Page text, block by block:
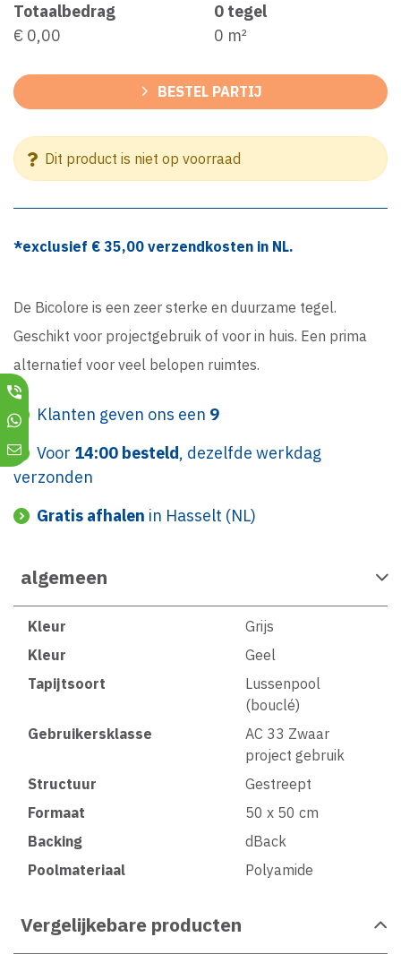
Totaalbedrag
€ 0,00
0 tegel
0 m²
BESTEL PARTIJ
Dit product is niet op voorraad
*exclusief € 35,00 verzendkosten in NL.
De Bicolore is een zeer sterke en duurzame tegel.
Geschikt voor projectgebruik of voor in huis. Een prima
alternatief voor veel belopen ruimtes.
Klanten geven ons een 9
Voor 14:00 besteld, dezelfde werkdag
verzonden
Gratis afhalen in Hasselt (NL)
algemeen
Kleur
Grijs
Kleur
Geel
Tapijtsoort
Lussenpool
(bouclé)
Gebruikersklasse
AC 33 Zwaar
project gebruik
Structuur
Gestreept
Formaat
50 x 50 cm
Backing
dBack
Poolmateriaal
Polyamide
Vergelijkebare producten